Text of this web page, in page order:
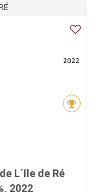
2022
L´Ile de Ré
2022